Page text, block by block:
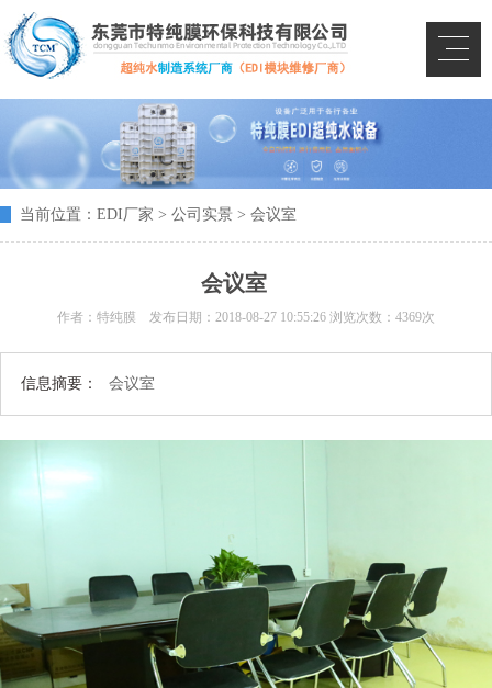
当前位置： EDI厂家 > 公司实景 > 会议室
会议室
作者：特纯膜 发布日期： 2018-08-27 10:55:26 浏览次数：4369次
信息摘要： 会议室